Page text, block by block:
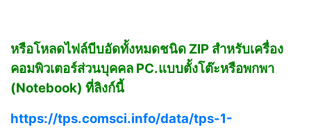
หรือโหลดไฟล์บีบอัดทั้งหมดชนิด ZIP สำหรับเครื่อง
คอมพิวเตอร์ส่วนบุคคล PC.แบบตั้งโต๊ะหรือพกพา
(Notebook) ที่ลิงก์นี้
https://tps.comsci.info/data/tps-1-